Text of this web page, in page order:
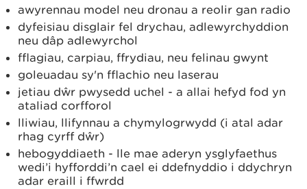
awyrennau model neu dronau a reolir gan radio
dyfeisiau disglair fel drychau, adlewyrchyddion
neu dâp adlewyrchol
fflagiau, carpiau, ffrydiau, neu felinau gwynt
goleuadau sy'n fflachio neu laserau
jetiau dŵr pwysedd uchel - a allai hefyd fod yn
ataliad corfforol
lliwiau, llifynnau a chymylogrwydd (i atal adar
rhag cyrff dŵr)
hebogyddiaeth - lle mae aderyn ysglyfaethus
wedi’i hyfforddi’n cael ei ddefnyddio i ddychryn
adar eraill i ffwrdd